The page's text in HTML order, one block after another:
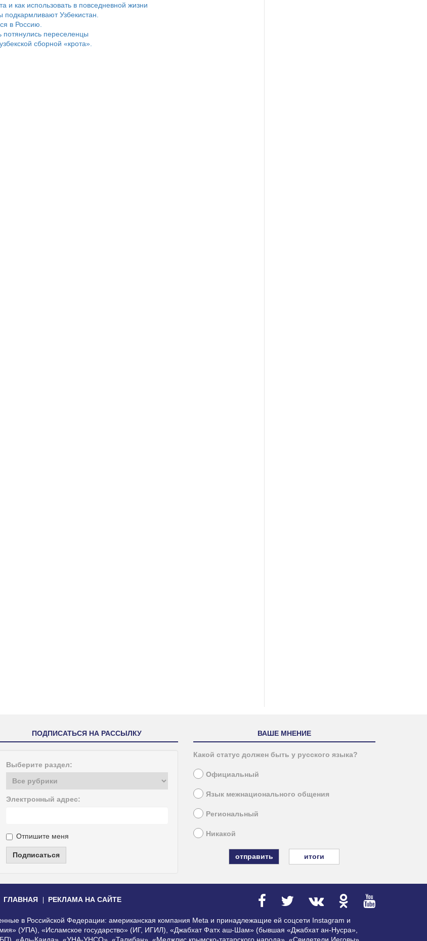
и как использовать в повседневной жизни
Узбекистан.
в Россию.
потянулись переселенцы
сборной «крота».
ПОДПИСАТЬСЯ НА РАССЫЛКУ
Выберите раздел:
Электронный адрес:
Отпишите меня
Подписаться
ВАШЕ МНЕНИЕ
Какой статус должен быть у русского языка?
Официальный
Язык межнационального общения
Региональный
Никакой
итоги
ГЛАВНАЯ РЕКЛАМА НА САЙТЕ
в Российской Федерации: американская компания Meta и принадлежащие ей соцсети Instagram и
(УПА), «Исламское государство» (ИГ, ИГИЛ), «Джабхат Фатх аш-Шам» (бывшая «Джабхат ан-Нусра»,
«Аль-Каида», «УНА-УНСО», «Талибан», «Меджлис крымско-татарского народа», «Свидетели Иеговы»,